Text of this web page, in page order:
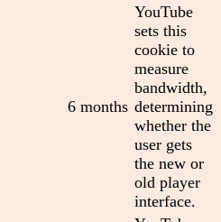
6 months
YouTube
sets this
cookie to
measure
bandwidth,
determining
whether the
user gets
the new or
old player
interface.